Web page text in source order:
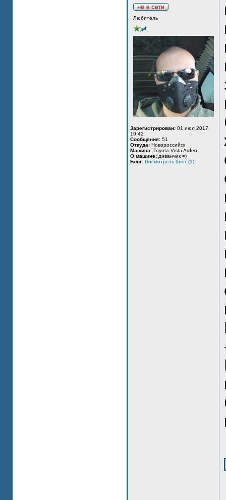
Любитель
Зарегистрирован: 01 июл 2017,
19:42
Сообщения: 51
Откуда: Новороссийск
Машина: Toyota Vista Ardeo
О машине: диванчик =)
Блог: Посмотреть блог (1)